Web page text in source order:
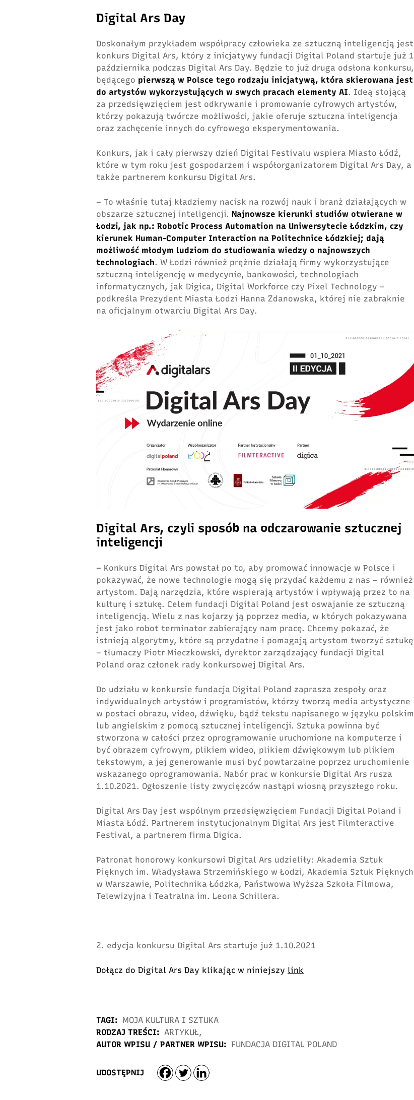
Digital Ars Day
Doskonałym przykładem współpracy człowieka ze sztuczną inteligencją jest
konkurs Digital Ars, który z inicjatywy fundacji Digital Poland startuje już 1
października podczas Digital Ars Day. Będzie to już druga odsłona konkursu,
będącego pierwszą w Polsce tego rodzaju inicjatywą, która skierowana jest
do artystów wykorzystujących w swych pracach elementy AI. Ideą stojącą
za przedsięwzięciem jest odkrywanie i promowanie cyfrowych artystów,
którzy pokazują twórcze możliwości, jakie oferuje sztuczna inteligencja
oraz zachęcenie innych do cyfrowego eksperymentowania.
Konkurs, jak i cały pierwszy dzień Digital Festivalu wspiera Miasto Łódź,
które w tym roku jest gospodarzem i współorganizatorem Digital Ars Day, a
także partnerem konkursu Digital Ars.
– To właśnie tutaj kładziemy nacisk na rozwój nauk i branż działających w
obszarze sztucznej inteligencji. Najnowsze kierunki studiów otwierane w
Łodzi, jak np.: Robotic Process Automation na Uniwersytecie Łódzkim, czy
kierunek Human-Computer Interaction na Politechnice Łódzkiej; dają
możliwość młodym ludziom do studiowania wiedzy o najnowszych
technologiach. W Łodzi również prężnie działają firmy wykorzystujące
sztuczną inteligencję w medycynie, bankowości, technologiach
informatycznych, jak Digica, Digital Workforce czy Pixel Technology –
podkreśla Prezydent Miasta Łodzi Hanna Zdanowska, której nie zabraknie
na oficjalnym otwarciu Digital Ars Day.
Digital Ars, czyli sposób na odczarowanie sztucznej
inteligencji
– Konkurs Digital Ars powstał po to, aby promować innowacje w Polsce i
pokazywać, że nowe technologie mogą się przydać każdemu z nas – również
artystom. Dają narzędzia, które wspierają artystów i wpływają przez to na
kulturę i sztukę. Celem fundacji Digital Poland jest oswajanie ze sztuczną
inteligencją. Wielu z nas kojarzy ją poprzez media, w których pokazywana
jest jako robot terminator zabierający nam pracę. Chcemy pokazać, że
istnieją algorytmy, które są przydatne i pomagają artystom tworzyć sztukę
– tłumaczy Piotr Mieczkowski, dyrektor zarządzający fundacji Digital
Poland oraz członek rady konkursowej Digital Ars.
Do udziału w konkursie fundacja Digital Poland zaprasza zespoły oraz
indywidualnych artystów i programistów, którzy tworzą media artystyczne
w postaci obrazu, video, dźwięku, bądź tekstu napisanego w języku polskim
lub angielskim z pomocą sztucznej inteligencji. Sztuka powinna być
stworzona w całości przez oprogramowanie uruchomione na komputerze i
być obrazem cyfrowym, plikiem wideo, plikiem dźwiękowym lub plikiem
tekstowym, a jej generowanie musi być powtarzalne poprzez uruchomienie
wskazanego oprogramowania. Nabór prac w konkursie Digital Ars rusza
1.10.2021. Ogłoszenie listy zwycięzców nastąpi wiosną przyszłego roku.
Digital Ars Day jest wspólnym przedsięwzięciem Fundacji Digital Poland i
Miasta Łódź. Partnerem instytucjonalnym Digital Ars jest Filmteractive
Festival, a partnerem firma Digica.
Patronat honorowy konkursowi Digital Ars udzieliły: Akademia Sztuk
Pięknych im. Władysława Strzemińskiego w Łodzi, Akademia Sztuk Pięknych
w Warszawie, Politechnika Łódzka, Państwowa Wyższa Szkoła Filmowa,
Telewizyjna i Teatralna im. Leona Schillera.
2. edycja konkursu Digital Ars startuje już 1.10.2021
Dołącz do Digital Ars Day klikając w niniejszy link
TAGI: MOJA KULTURA I SZTUKA
RODZAJ TREŚCI: ARTYKUŁ,
AUTOR WPISU / PARTNER WPISU: FUNDACJA DIGITAL POLAND
UDOSTĘPNIJ